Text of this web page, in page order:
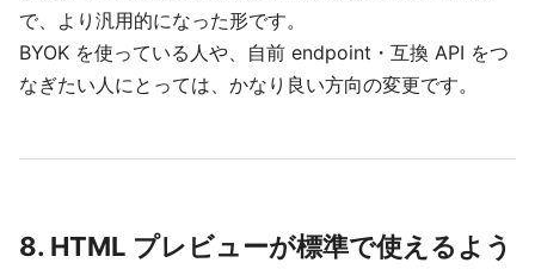
で、より汎用的になった形です。
BYOK を使っている人や、自前 endpoint・互換 API をつ
なぎたい人にとっては、かなり良い方向の変更です。
8. HTML プレビューが標準で使えるよう